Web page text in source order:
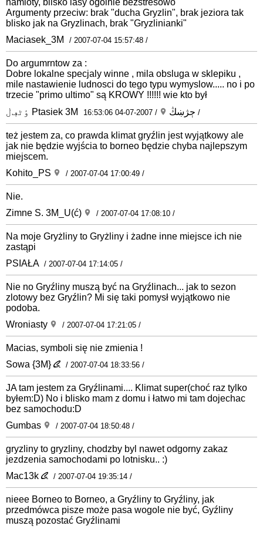
namioty, blisko lasy ogolnie bezstresowo
Argumenty przeciw: brak "ducha Gryzlin", brak jeziora tak
blisko jak na Gryzlinach, brak "Gryzlinianki"
Maciasek_3M
/ 2007-07-04 15:57:48 /
Do argumrntow za :
Dobre lokalne specjaly winne , mila obsluga w sklepiku ,
mile nastawienie ludnosci do tego typu wymyslow..... no i po
trzecie "primo ultimo" są KROWY !!!!!! wie kto był
ٶٹڢڶ Ptasiek 3M ڄژښڭ / 2007-07-04 16:53:06 /
też jestem za, co prawda klimat gryźlin jest wyjątkowy ale
jak nie będzie wyjścia to borneo będzie chyba najlepszym
miejscem.
Kohito_PS
/ 2007-07-04 17:00:49 /
Nie.
Zimne S. 3M_U(ć)
/ 2007-07-04 17:08:10 /
Na moje Gryżliny to Gryżliny i żadne inne miejsce ich nie
zastąpi
PSIAŁA / 2007-07-04 17:14:05 /
Nie no Gryźliny muszą być na Gryźlinach... jak to sezon
zlotowy bez Gryźlin? Mi się taki pomysł wyjątkowo nie
podoba.
Wroniasty
/ 2007-07-04 17:21:05 /
Macias, symboli się nie zmienia !
Sowa {3M}
/ 2007-07-04 18:33:56 /
JA tam jestem za Gryźlinami.... Klimat super(choć raz tylko
byłem:D) No i blisko mam z domu i łatwo mi tam dojechac
bez samochodu:D
Gumbas
/ 2007-07-04 18:50:48 /
gryzliny to gryzliny, chodzby byl nawet odgorny zakaz
jezdzenia samochodami po lotnisku.. :)
Mac13k
/ 2007-07-04 19:35:14 /
nieee Borneo to Borneo, a Gryźliny to Gryźliny, jak
przedmówca pisze może pasa wogole nie być, Gyźliny
muszą pozostać Gryźlinami